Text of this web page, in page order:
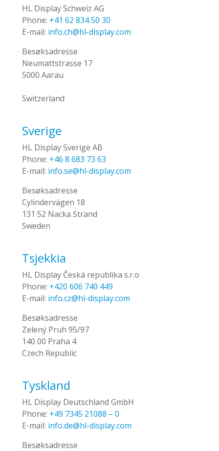
HL Display Schweiz AG
Phone: +41 62 834 50 30
E-mail: info.ch@hl-display.com
Besøksadresse
Neumattstrasse 17
5000 Aarau
Switzerland
Sverige
HL Display Sverige AB
Phone: +46 8 683 73 63
E-mail: info.se@hl-display.com
Besøksadresse
Cylindervägen 18
131 52 Nacka Strand
Sweden
Tsjekkia
HL Display Česká republika s.r.o
Phone: +420 606 740 449
E-mail: info.cz@hl-display.com
Besøksadresse
Zelený Pruh 95/97
140 00 Praha 4
Czech Republic
Tyskland
HL Display Deutschland GmbH
Phone: +49 7345 21088 – 0
E-mail: info.de@hl-display.com
Besøksadresse